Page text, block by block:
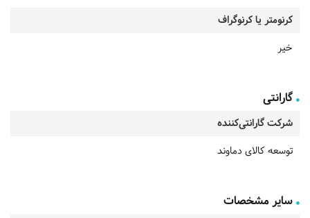
کرنومتر یا کرنوگراف
خیر
گارانتی
شرکت گارانتی‌کننده
توسعه کالای دماوند
سایر مشخصات